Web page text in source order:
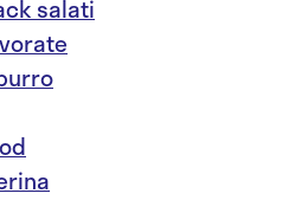
salati